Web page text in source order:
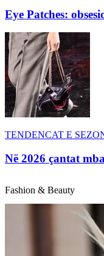
Eye Patches:
TENDENCAT E
Në 2026 çantat
Fashion & Beauty